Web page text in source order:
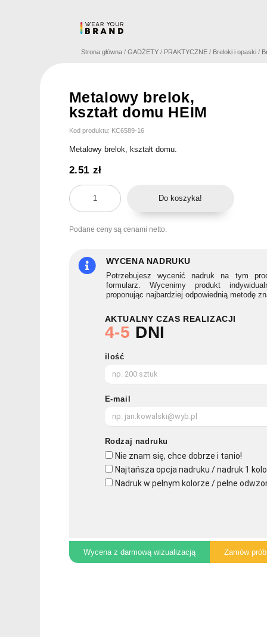
Strona główna /GADŻETY / PRAKTYCZNE / Breloki i opaski /
Metalowy brelok,
kształt domu HEIM
Kod produktu: KC6589-16
Metalowy brelok, kształt domu.
2.51 zł
ilość
Metalowy
kształt
HEIM
Do koszyka!
Podane ceny są cenami netto.
WYCENA NADRUKU
Potrzebujesz wycenić nadruk na tym
formularz. Wycenimy produkt
proponując najbardziej odpowiednią metodę
AKTUALNY CZAS REALIZACJI
4-5 DNI
ilość
E-mail
Rodzaj nadruku
Nie znam się, chce dobrze i tanio!
Najtańsza opcja nadruku / nadruk 1
Nadruk w pełnym kolorze / pełne
Wycena z darmową wizualizacją Zamów